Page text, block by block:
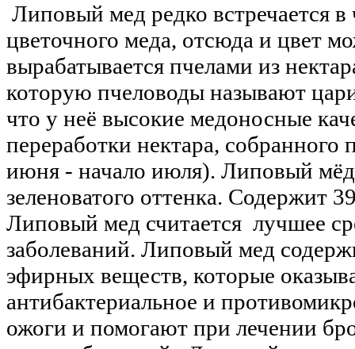
Липовый мед редко встречается
цветочного меда, отсюда и цвет
вырабатывается пчелами из
которую пчеловоды называют
что у неё высокие медоносные
переработки нектара,
июня - начало июля). Липовый мёд
зеленоватого оттенка. Содержит
Липовый мед считается лучшее
заболеваний. Липовый мед
эфирных веществ, которые
антибактериальное и
ожоги и помогают при лечении